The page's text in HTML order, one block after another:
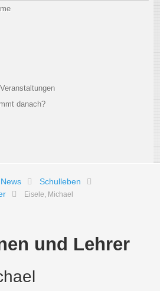
danach?
Schulleben
Eisele, Michael
und Lehrer